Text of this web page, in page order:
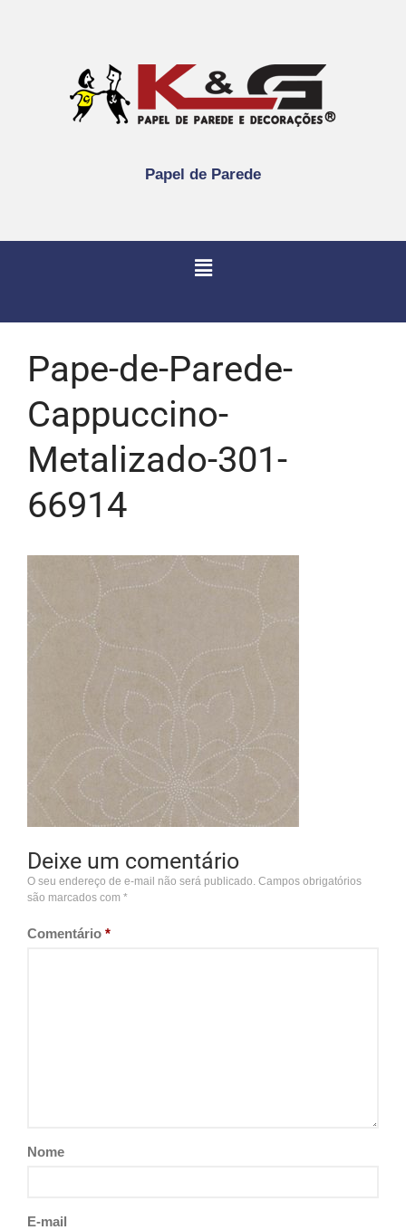
Papel de Parede
Pape-de-Parede-
Cappuccino-
Metalizado-301-
66914
Deixe um comentário
O seu endereço de e-mail não será publicado. Campos obrigatórios
são marcados com *
Comentário *
Nome
E-mail